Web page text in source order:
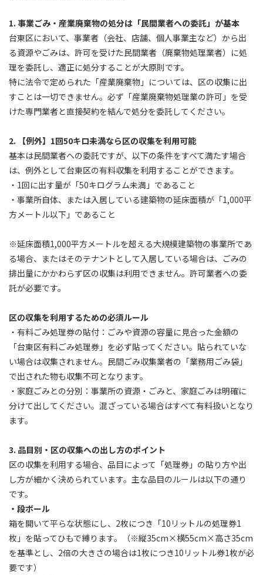
1. 事業ごみ・産業廃棄物の処分は「民間業者への委託」が基本
台東区において、事業者（会社、店舗、個人事業主など）から出
る資源やごみは、許可を受けた民間業者（廃棄物処理業者）に処
理を委託し、適正に処分することが大原則です。
特に法令で定められた「産業廃棄物」については、区の収集に出
すことは一切できません。必ず「産業廃棄物処理業の許可」を受
けた専門業者と直接契約を結んで処分を委託してください。
2. 【例外】1回50キロ未満なら区の収集を利用可能
基本は民間業者への委託ですが、以下の条件をすべて満たす場合
は、例外として台東区の有料収集を利用することができます。
・1回に出す量が「50キログラム未満」であること
・事業所自体、または入居している建築物の延床面積が「1,000平
方メートル以下」であること
※延床面積1,000平方メートルを超える大規模建築物の事業所であ
る場合、またはそのテナントとして入居している場合は、ごみの
排出量にかかわらず区の収集は利用できません。許可業者への委
託が必要です。
区の収集を利用するための必須ルール
・有料ごみ処理券の貼付：ごみや資源の容量に見合った金額の
「台東区有料ごみ処理券」を必ず貼ってください。貼られていな
い場合は収集されません。民間ごみ収集業者の「業務用ごみ袋」
で出された物も収集不可となります。
・家庭ごみとの分別：事業所の資源・ごみと、家庭ごみは明確に
分けて出してください。混ざっている場合はすべて有料扱いとなり
ます。
3. 品目別・区の収集への出し方のポイント
区の収集を利用する場合、品目によって「処理券」の貼り方や出
し方が細かく決められています。主な品目のルールは以下の通り
です。
・段ボール
箱を開いて平らな状態にし、2枚につき「10リットルの処理券1
枚」を貼ってひもで縛ります。（※縦35cm×横55cm×高さ35cm
を基準とし、2倍の大きさの場合は1枚につき10リットル券1枚が必
要です）